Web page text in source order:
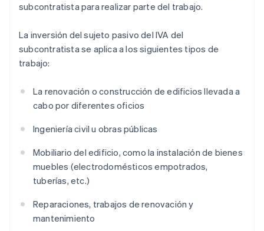
subcontratista para realizar parte del trabajo.
La inversión del sujeto pasivo del IVA del
subcontratista se aplica a los siguientes tipos de
trabajo:
La renovación o construcción de edificios llevada a
cabo por diferentes oficios
Ingeniería civil u obras públicas
Mobiliario del edificio, como la instalación de bienes
muebles (electrodomésticos empotrados,
tuberías, etc.)
Reparaciones, trabajos de renovación y
mantenimiento